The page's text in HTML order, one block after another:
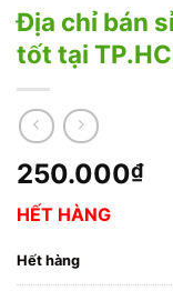
Địa chỉ bán
tốt tại
250.000₫
HẾT HÀNG
Hết hàng